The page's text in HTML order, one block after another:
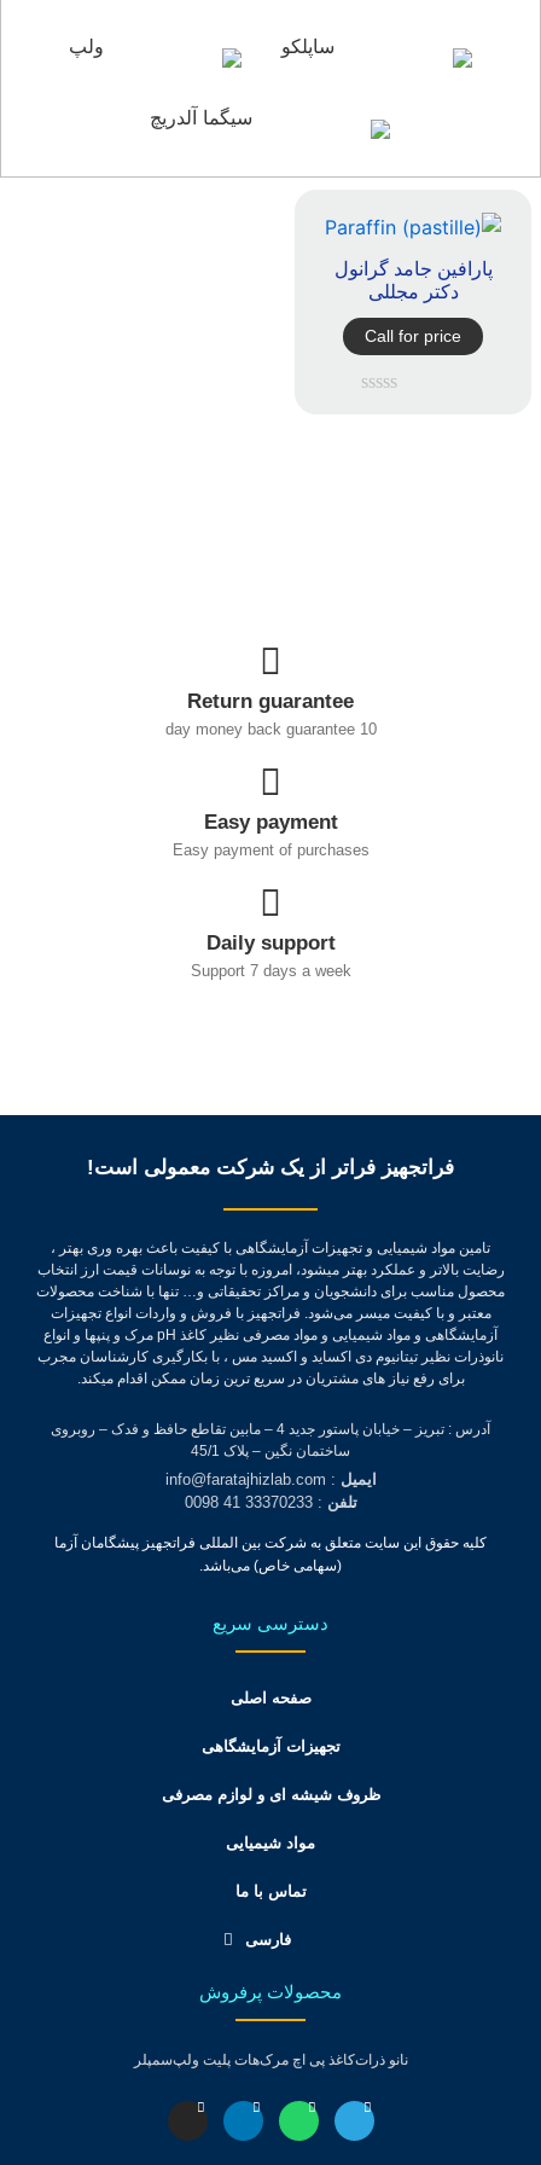
ساپلکو ولپ
سیگما آلدریچ
پارافین جامد گرانول
دکتر مجللی
Call for price
Return guarantee
10 day money back guarantee
Easy payment
Easy payment of purchases
Daily support
Support 7 days a week
فراتجهیز فراتر از یک شرکت معمولی است!
تامین مواد شیمیایی و تجهیزات آزمایشگاهی با کیفیت باعث بهره وری بهتر ،
رضایت بالاتر و عملکرد بهتر میشود، امروزه با توجه به نوسانات قیمت ارز انتخاب
محصول مناسب برای دانشجویان و مراکز تحقیقاتی و… تنها با شناخت محصولات
معتبر و با کیفیت میسر می‌شود.فراتجهیز با فروش و واردات انواع تجهیزات
آزمایشگاهی و مواد شیمیایی و مواد مصرفی نظیر کاغذ pH مرک و پنپها و انواع
نانوذرات نظیر تیتانیوم دی اکساید و اکسید مس ، با بکارگیری کارشناسان مجرب
برای رفع نیاز های مشتریان در سریع ترین زمان ممکن اقدام میکند.
آدرس : تبریز – خیابان پاستور جدید 4 – مابین تقاطع حافظ و فدک – روبروی
ساختمان نگین – پلاک 45/1
ایمیل : info@faratajhizlab.com
تلفن: 33370233 41 0098
کلیه حقوق این سایت متعلق به شرکت بین المللی فراتجهیز پیشگامان آزما
(سهامی خاص) می‌باشد.
دسترسی سریع
صفحه اصلی
تجهیزات آزمایشگاهی
ظروف شیشه ای و لوازم مصرفی
مواد شیمیایی
تماس با ما
فارسی
محصولات پرفروش
نانو ذراتکاغذ پی اچ مرکهات پلیت ولپسمپلر